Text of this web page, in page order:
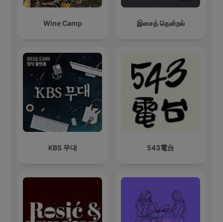
Wine Camp இசைத் தென்றல்
KBS 무대 543電台